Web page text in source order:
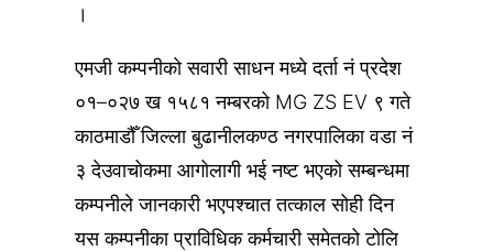
।
एमजी कम्पनीको सवारी साधन मध्ये दर्ता नं प्रदेश
०१–०२७ ख १५८१ नम्बरको MG ZS EV ९ गते
काठमाडौँ जिल्ला बुढानीलकण्ठ नगरपालिका वडा नं
३ देउवाचोकमा आगोलागी भई नष्ट भएको सम्बन्धमा
कम्पनीले जानकारी भएपश्चात तत्काल सोही दिन
यस कम्पनीका प्राविधिक कर्मचारी समेतको टोलि